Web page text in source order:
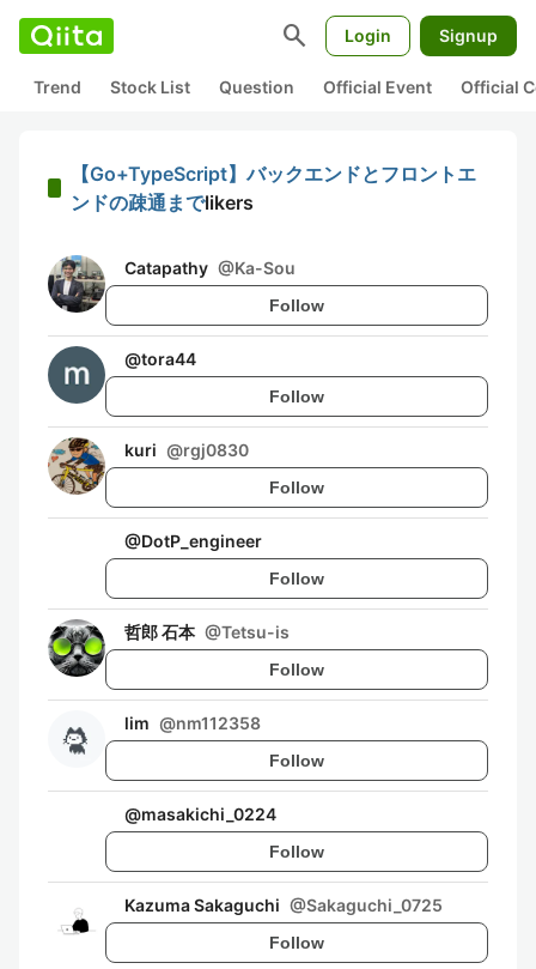
search Login Signup
Trend Stock List Question Official Event Official
【Go+TypeScript】バックエンドとフロントエ
ンドの疎通までlikers
Catapathy @Ka-Sou
Follow
@tora44
Follow
kuri @rgj0830
Follow
@DotP_engineer
Follow
哲郎 石本 @Tetsu-is
Follow
lim @nm112358
Follow
@masakichi_0224
Follow
Kazuma Sakaguchi @Sakaguchi_0725
Follow